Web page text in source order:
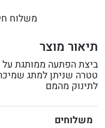
משלוח
תיאור מוצר
טטרה שניתן למתג
לתינוק מהמם
משלוחים